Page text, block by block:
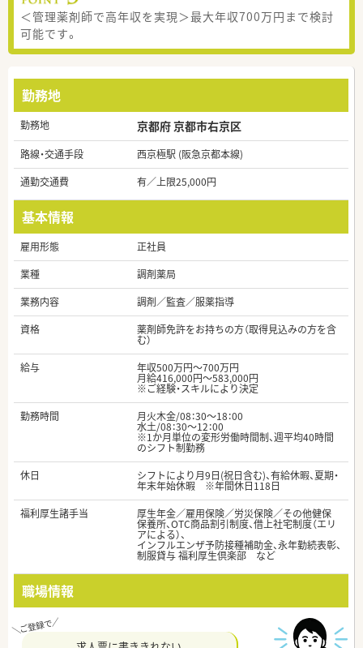
＜管理薬剤師で高年収を実現＞最大年収700万円まで検討
可能です。
勤務地
勤務地 京都府 京都市右京区
路線・交通手段
西京極駅 (阪急京都本線)
通勤交通費
有／上限25,000円
基本情報
雇用形態
正社員
業種
調剤薬局
業務内容
調剤／監査／服薬指導
資格
薬剤師免許をお持ちの方（取得見込みの方を含
む）
給与
年収500万円～700万円
月給416,000円～583,000円
※ご経験・スキルにより決定
勤務時間
月火木金/08：30～18：00
水土/08：30～12：00
※1か月単位の変形労働時間制、週平均40時間
のシフト制勤務
休日
シフトにより月9日(祝日含む)、有給休暇、夏期・
年末年始休暇 ※年間休日118日
福利厚生諸手当
厚生年金／雇用保険／労災保険／その他健保
保養所、OTC商品割引制度、借上社宅制度（エリ
アによる）、
インフルエンザ予防接種補助金、永年勤続表彰、
制服貸与 福利厚生倶楽部 など
職場情報